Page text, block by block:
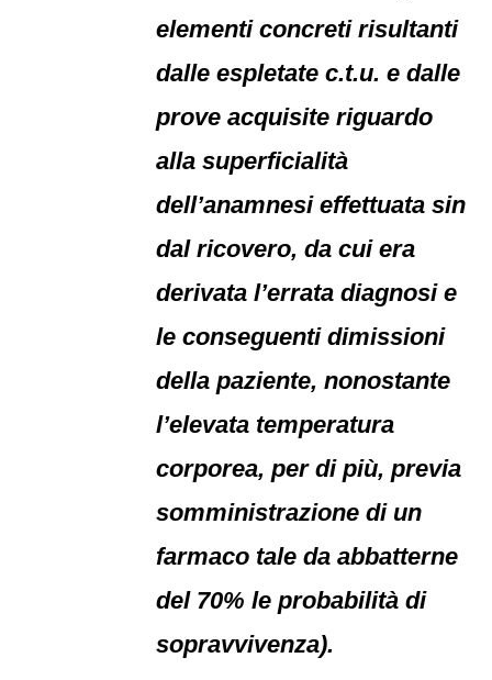
elementi concreti risultanti
dalle espletate c.t.u. e dalle
prove acquisite riguardo
alla superficialità
dell’anamnesi effettuata sin
dal ricovero, da cui era
derivata l’errata diagnosi e
le conseguenti dimissioni
della paziente, nonostante
l’elevata temperatura
corporea, per di più, previa
somministrazione di un
farmaco tale da abbatterne
del 70% le probabilità di
sopravvivenza).